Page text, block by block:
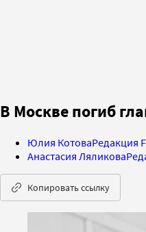
В Москве погиб
Юлия КотоваРедакция
Анастасия Ляликова
Копировать ссылку